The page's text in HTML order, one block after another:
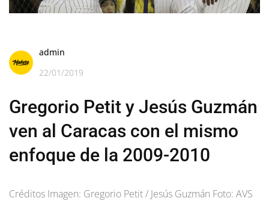
admin
22/01/2019
Gregorio Petit y Jesús Guzmán
ven al Caracas con el mismo
enfoque de la 2009-2010
Créditos Imagen: Gregorio Petit / Jesús Guzmán Foto: AVS